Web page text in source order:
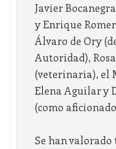
Javier
y Enrique
Álvaro de Ory
Autoridad),
(veterinaria), el
Elena Aguilar y
(como
Se han